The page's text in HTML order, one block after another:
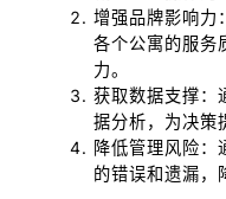
增强品牌影响力
各个公寓的服务
力。
获取数据支撑：
据分析，为决策
降低管理风险：
的错误和遗漏，